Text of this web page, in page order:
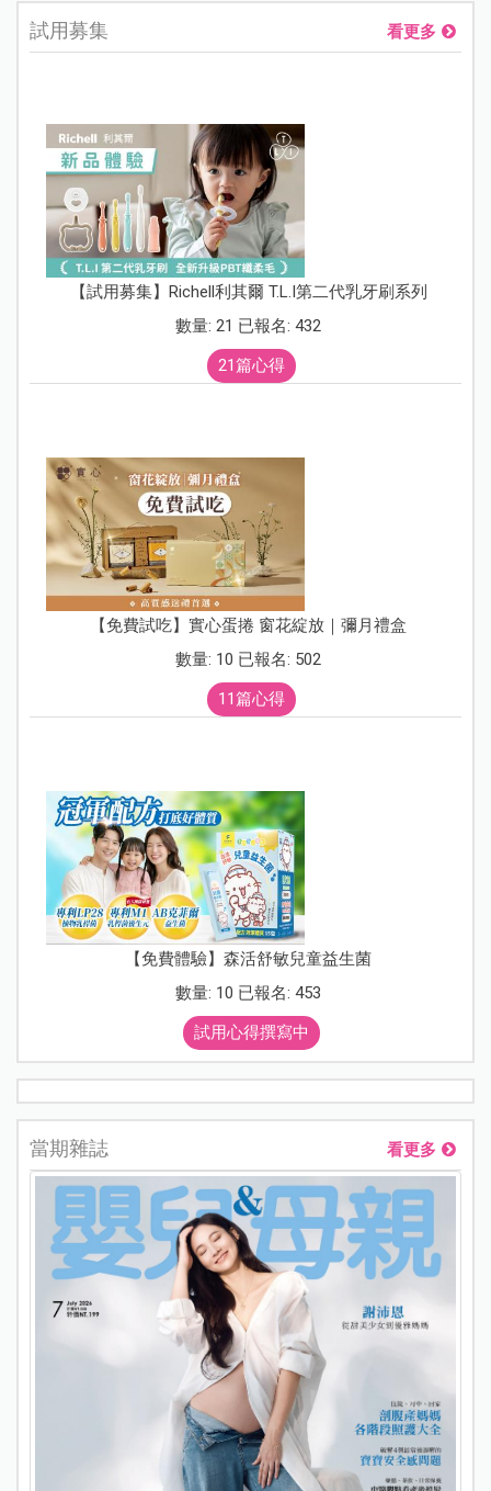
試用募集 看更多
【試用募集】Richell利其爾 T.L.I第二代乳牙刷系列
數量: 21 已報名: 432
21篇心得
【免費試吃】實心蛋捲 窗花綻放｜彌月禮盒
數量: 10 已報名: 502
11篇心得
【免費體驗】森活舒敏兒童益生菌
數量: 10 已報名: 453
試用心得撰寫中
當期雜誌 看更多